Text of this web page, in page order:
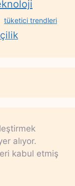
tüketici trendleri
alıyor.
kabul etmiş